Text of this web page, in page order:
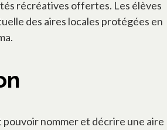
récréatives offertes. Les élèves
des aires locales protégées en
pouvoir nommer et décrire une aire